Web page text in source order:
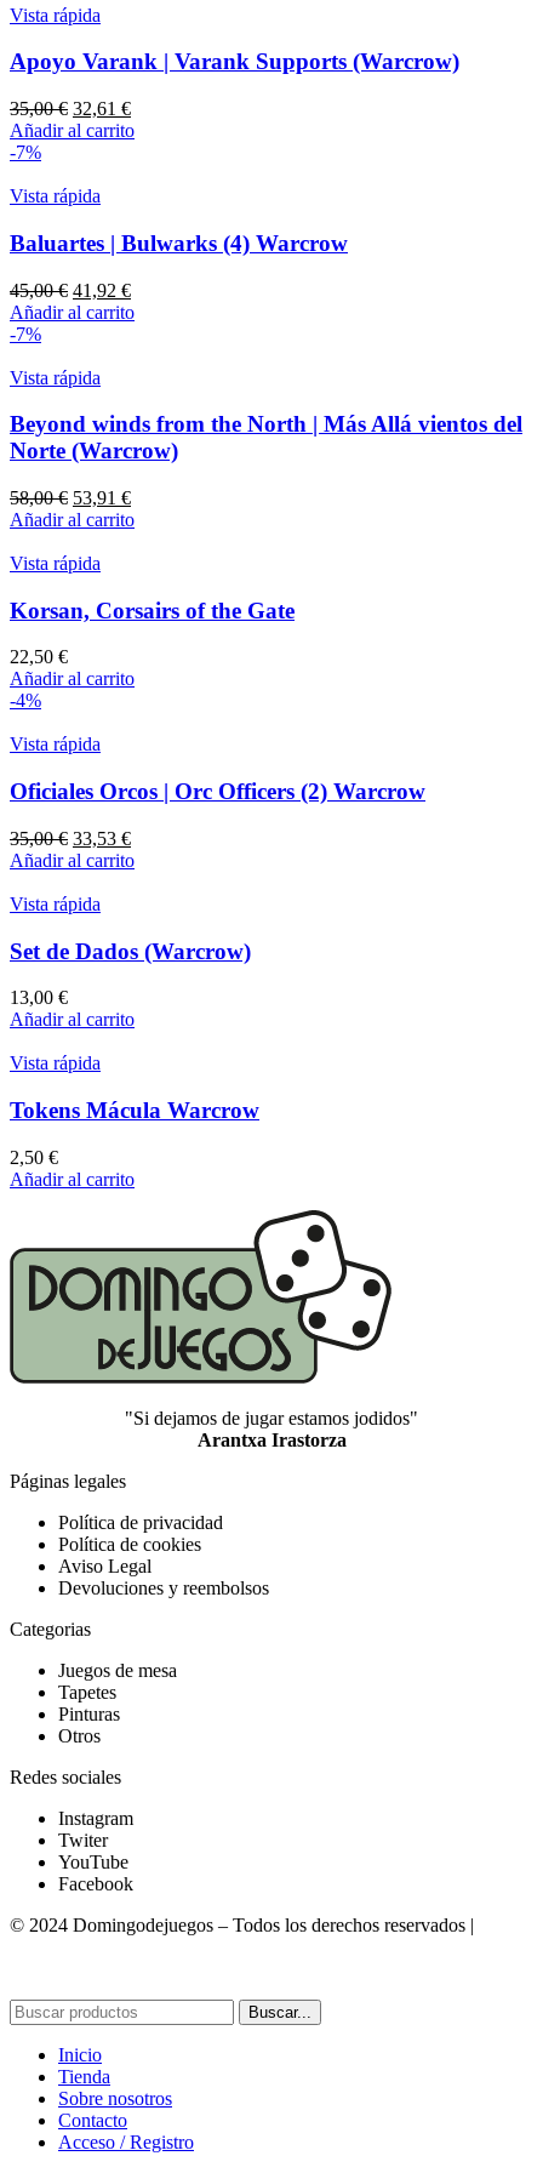
30,00 €.
Vista rápida
Apoyo Varank | Varank Supports (Warcrow)
35,00€ El
precio
35,00 €.
32,61 €El
precio
Añadir al carrito
-7%
Vista rápida
Baluartes | Bulwarks (4) Warcrow
45,00€ El
precio
45,00 €.
41,92 €El
precio
Añadir al carrito
-7%
Vista rápida
Beyond winds from the North | Más Allá vientos del
Norte (Warcrow)
58,00€ El
precio
era:
53,91 €El
precio
Añadir al carrito
Vista rápida
Korsan, Corsairs of the Gate
22,50 €
Añadir al carrito
-4%
Vista rápida
Oficiales Orcos | Orc Officers (2) Warcrow
35,00€ El
precio
era:
33,53 €El
precio
Añadir al carrito
Vista rápida
Set de Dados (Warcrow)
13,00 €
Añadir al carrito
Vista rápida
Tokens Mácula Warcrow
2,50 €
Añadir al carrito
"Si dejamos de jugar estamos jodidos"
Arantxa Irastorza
Páginas legales
Política de privacidad
Política de cookies
Aviso Legal
Devoluciones y reembolsos
Categorias
Juegos de mesa
Tapetes
Pinturas
Otros
Redes sociales
Instagram
Twiter
YouTube
Facebook
© 2024 Domingodejuegos – Todos los derechos reservados |
Buscar...
Inicio
Tienda
Sobre nosotros
Contacto
Acceso / Registro